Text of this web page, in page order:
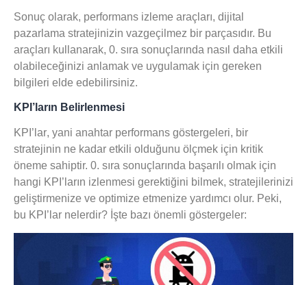
Sonuç olarak, performans izleme araçları, dijital
pazarlama stratejinizin vazgeçilmez bir parçasıdır. Bu
araçları kullanarak, 0. sıra sonuçlarında nasıl daha etkili
olabileceğinizi anlamak ve uygulamak için gereken
bilgileri elde edebilirsiniz.
KPI’ların Belirlenmesi
KPI’lar, yani anahtar performans göstergeleri, bir
stratejinin ne kadar etkili olduğunu ölçmek için kritik
öneme sahiptir. 0. sıra sonuçlarında başarılı olmak için
hangi KPI’ların izlenmesi gerektiğini bilmek, stratejilerinizi
geliştirmenize ve optimize etmenize yardımcı olur. Peki,
bu KPI’lar nelerdir? İşte bazı önemli göstergeler: